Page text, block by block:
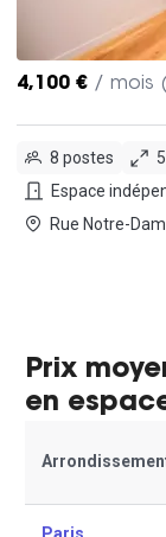
4,100 € / mois
8 postes
Espace
Prix
en